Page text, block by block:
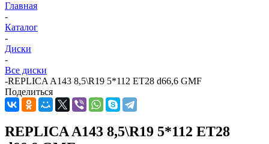
Главная
-
Каталог
-
Диски
-
Все диски
-REPLICA A143 8,5\R19 5*112 ET28 d66,6 GMF
Поделиться
REPLICA A143 8,5\R19 5*112 ET28